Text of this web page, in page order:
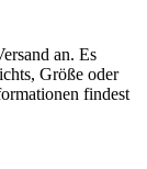
an. Es
Größe oder
findest